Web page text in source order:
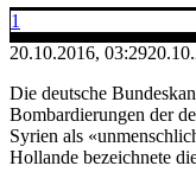
1
20.10.2016, 03:29
Die deutsche
Bombardierungen der
Syrien als
Hollande bezeichnete